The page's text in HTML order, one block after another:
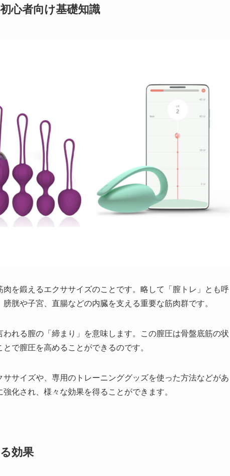
心者向け基礎知識
を鍛えるエクササイズのことです。略して「膣トレ」とも呼
胱や子宮、直腸などの内臓を支える重要な筋肉群です。
れる膣の「締まり」を意味します。この膣圧は骨盤底筋の状
で膣圧を高めることができるのです。
サイズや、専用のトレーニンググッズを使った方法などがあ
化され、様々な効果を得ることができます。
効果